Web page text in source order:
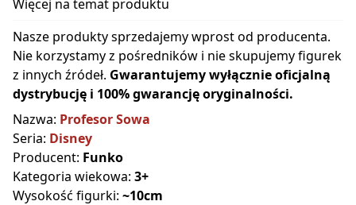
Więcej na temat produktu
Nasze produkty sprzedajemy wprost od producenta.
Nie korzystamy z pośredników i nie skupujemy figurek
z innych źródeł. Gwarantujemy wyłącznie oficjalną
dystrybucję i 100% gwarancję oryginalności.
Nazwa: Profesor Sowa
Seria: Disney
Producent: Funko
Kategoria wiekowa: 3+
Wysokość figurki: ~10cm